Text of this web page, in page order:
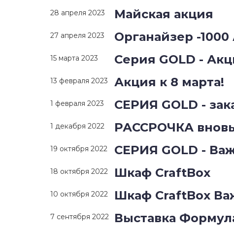
28 апреля 2023 Майская акция
27 апреля 2023 Органайзер -
15 марта 2023 Серия GOLD -
13 февраля 2023 Акция к 8 марта!
1 февраля 2023 СЕРИЯ GOLD -
1 декабря 2022 РАССРОЧКА
19 октября 2022 СЕРИЯ GOLD -
18 октября 2022 Шкаф CraftBox
10 октября 2022 Шкаф CraftBox
7 сентября 2022 Выставка